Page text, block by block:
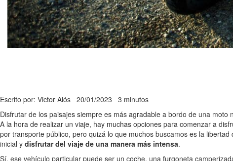
Escrito por: Victor Alós 20/01/2023 3 minutos
Disfrutar de los paisajes siempre es más agradable a bordo de una
A la hora de realizar un viaje, hay muchas opciones para comenzar a
por transporte público, pero quizá lo que muchos buscamos es la
inicial y disfrutar del viaje de una manera más intensa.
Sí, ese vehículo particular puede ser un coche, una furgoneta